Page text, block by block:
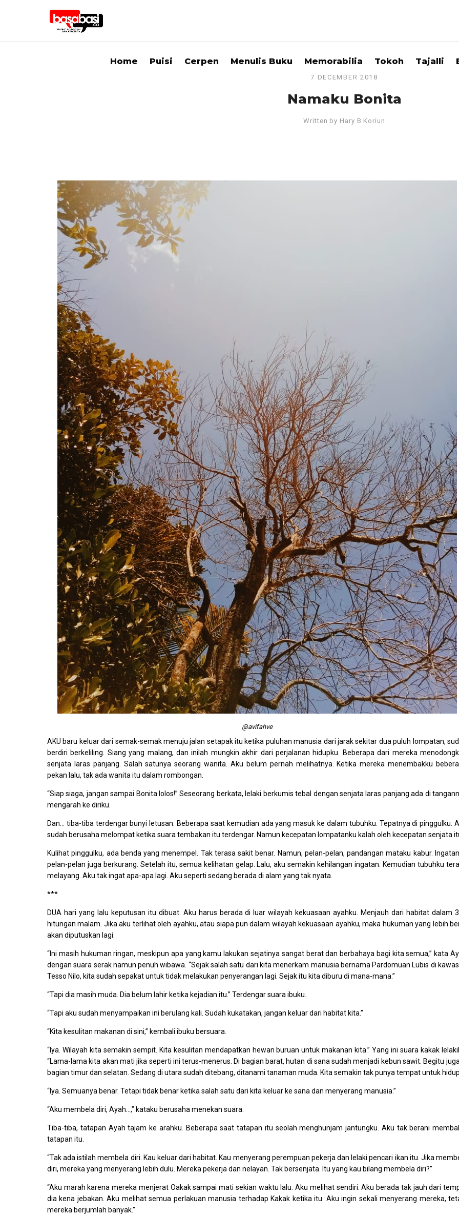
Home Puisi Cerpen Menulis Buku Memorabilia Tokoh Tajalli
7 DECEMBER 2018
Namaku Bonita
Written by Hary B Koriun
@avifahve
AKU baru keluar dari semak-semak menuju jalan setapak itu ketika puluhan manusia dari jarak sekitar dua puluh lompatan,
berdiri berkeliling. Siang yang malang, dan inilah mungkin akhir dari perjalanan hidupku. Beberapa dari mereka
senjata laras panjang. Salah satunya seorang wanita. Aku belum pernah melihatnya. Ketika mereka menembakku
pekan lalu, tak ada wanita itu dalam rombongan.
“Siap siaga, jangan sampai Bonita lolos!” Seseorang berkata, lelaki berkumis tebal dengan senjata laras panjang ada di
mengarah ke diriku.
Dan… tiba-tiba terdengar bunyi letusan. Beberapa saat kemudian ada yang masuk ke dalam tubuhku. Tepatnya di pinggulku.
sudah berusaha melompat ketika suara tembakan itu terdengar. Namun kecepatan lompatanku kalah oleh kecepatan senjata
Kulihat pinggulku, ada benda yang menempel. Tak terasa sakit benar. Namun, pelan-pelan, pandangan mataku kabur.
pelan-pelan juga berkurang. Setelah itu, semua kelihatan gelap. Lalu, aku semakin kehilangan ingatan. Kemudian tubuhku
melayang. Aku tak ingat apa-apa lagi. Aku seperti sedang berada di alam yang tak nyata.
***
DUA hari yang lalu keputusan itu dibuat. Aku harus berada di luar wilayah kekuasaan ayahku. Menjauh dari habitat dalam
hitungan malam. Jika aku terlihat oleh ayahku, atau siapa pun dalam wilayah kekuasaan ayahku, maka hukuman yang lebih
akan diputuskan lagi.
“Ini masih hukuman ringan, meskipun apa yang kamu lakukan sejatinya sangat berat dan berbahaya bagi kita semua,” kata
dengan suara serak namun penuh wibawa. “Sejak salah satu dari kita menerkam manusia bernama Pardomuan Lubis di
Tesso Nilo, kita sudah sepakat untuk tidak melakukan penyerangan lagi. Sejak itu kita diburu di mana-mana.”
“Tapi dia masih muda. Dia belum lahir ketika kejadian itu.” Terdengar suara ibuku.
“Tapi aku sudah menyampaikan ini berulang kali. Sudah kukatakan, jangan keluar dari habitat kita.”
“Kita kesulitan makanan di sini,” kembali ibuku bersuara.
“Iya. Wilayah kita semakin sempit. Kita kesulitan mendapatkan hewan buruan untuk makanan kita.” Yang ini suara kakak
“Lama-lama kita akan mati jika seperti ini terus-menerus. Di bagian barat, hutan di sana sudah menjadi kebun sawit. Begitu
bagian timur dan selatan. Sedang di utara sudah ditebang, ditanami tanaman muda. Kita semakin tak punya tempat untuk
“Iya. Semuanya benar. Tetapi tidak benar ketika salah satu dari kita keluar ke sana dan menyerang manusia.”
“Aku membela diri, Ayah…,” kataku berusaha menekan suara.
Tiba-tiba, tatapan Ayah tajam ke arahku. Beberapa saat tatapan itu seolah menghunjam jantungku. Aku tak berani
tatapan itu.
“Tak ada istilah membela diri. Kau keluar dari habitat. Kau menyerang perempuan pekerja dan lelaki pencari ikan itu. Jika
diri, mereka yang menyerang lebih dulu. Mereka pekerja dan nelayan. Tak bersenjata. Itu yang kau bilang membela diri?”
“Aku marah karena mereka menjerat Oakak sampai mati sekian waktu lalu. Aku melihat sendiri. Aku berada tak jauh dari
dia kena jebakan. Aku melihat semua perlakuan manusia terhadap Kakak ketika itu. Aku ingin sekali menyerang mereka,
mereka berjumlah banyak.”